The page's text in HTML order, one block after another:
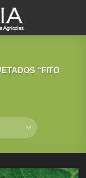
“FITO